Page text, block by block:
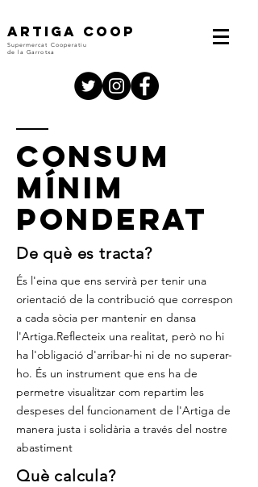
ARTIGA COOP
Supermercat Cooperatiu
de la Garrotxa
CONSUM
Mínim
ponderat
De què es tracta?
És l'eina que ens servirà per tenir una
orientació de la contribució que correspon
a cada sòcia per mantenir en dansa
l'Artiga.Reflecteix una realitat, però no hi
ha l'obligació d'arribar-hi ni de no superar-
ho. És un instrument que ens ha de
permetre visualitzar com repartim les
despeses del funcionament de l'Artiga de
manera justa i solidària a través del nostre
abastiment
Què calcula?